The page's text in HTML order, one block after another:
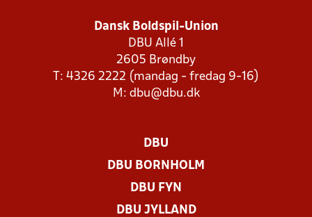
Dansk Boldspil-Union
DBU Allé 1
2605 Brøndby
T: 4326 2222 (mandag - fredag 9-16)
M: dbu@dbu.dk
DBU
DBU BORNHOLM
DBU FYN
DBU JYLLAND